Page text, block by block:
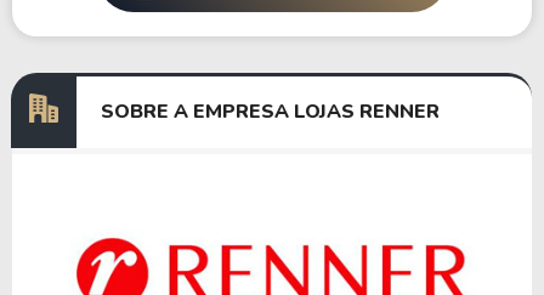
SOBRE A EMPRESA LOJAS RENNER